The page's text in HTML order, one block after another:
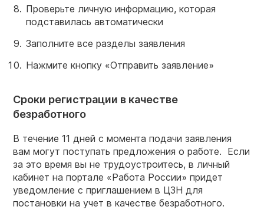
Проверьте личную информацию, которая
подставилась автоматически
Заполните все разделы заявления
Нажмите кнопку «Отправить заявление»
Сроки регистрации в качестве
безработного
В течение 11 дней с момента подачи заявления
вам могут поступать предложения о работе. Если
за это время вы не трудоустроитесь, в личный
кабинет на портале «Работа России» придет
уведомление с приглашением в ЦЗН для
постановки на учет в качестве безработного.